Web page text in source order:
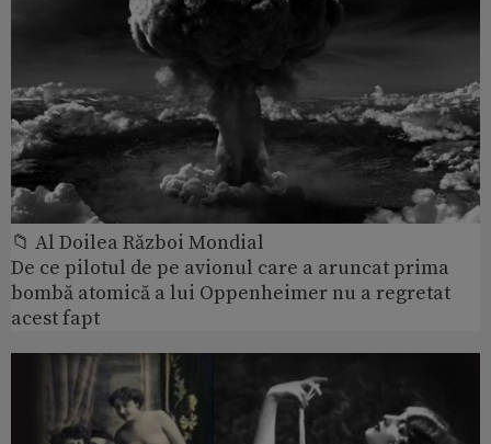
📁 Al Doilea Război Mondial
De ce pilotul de pe avionul care a aruncat prima
bombă atomică a lui Oppenheimer nu a regretat
acest fapt